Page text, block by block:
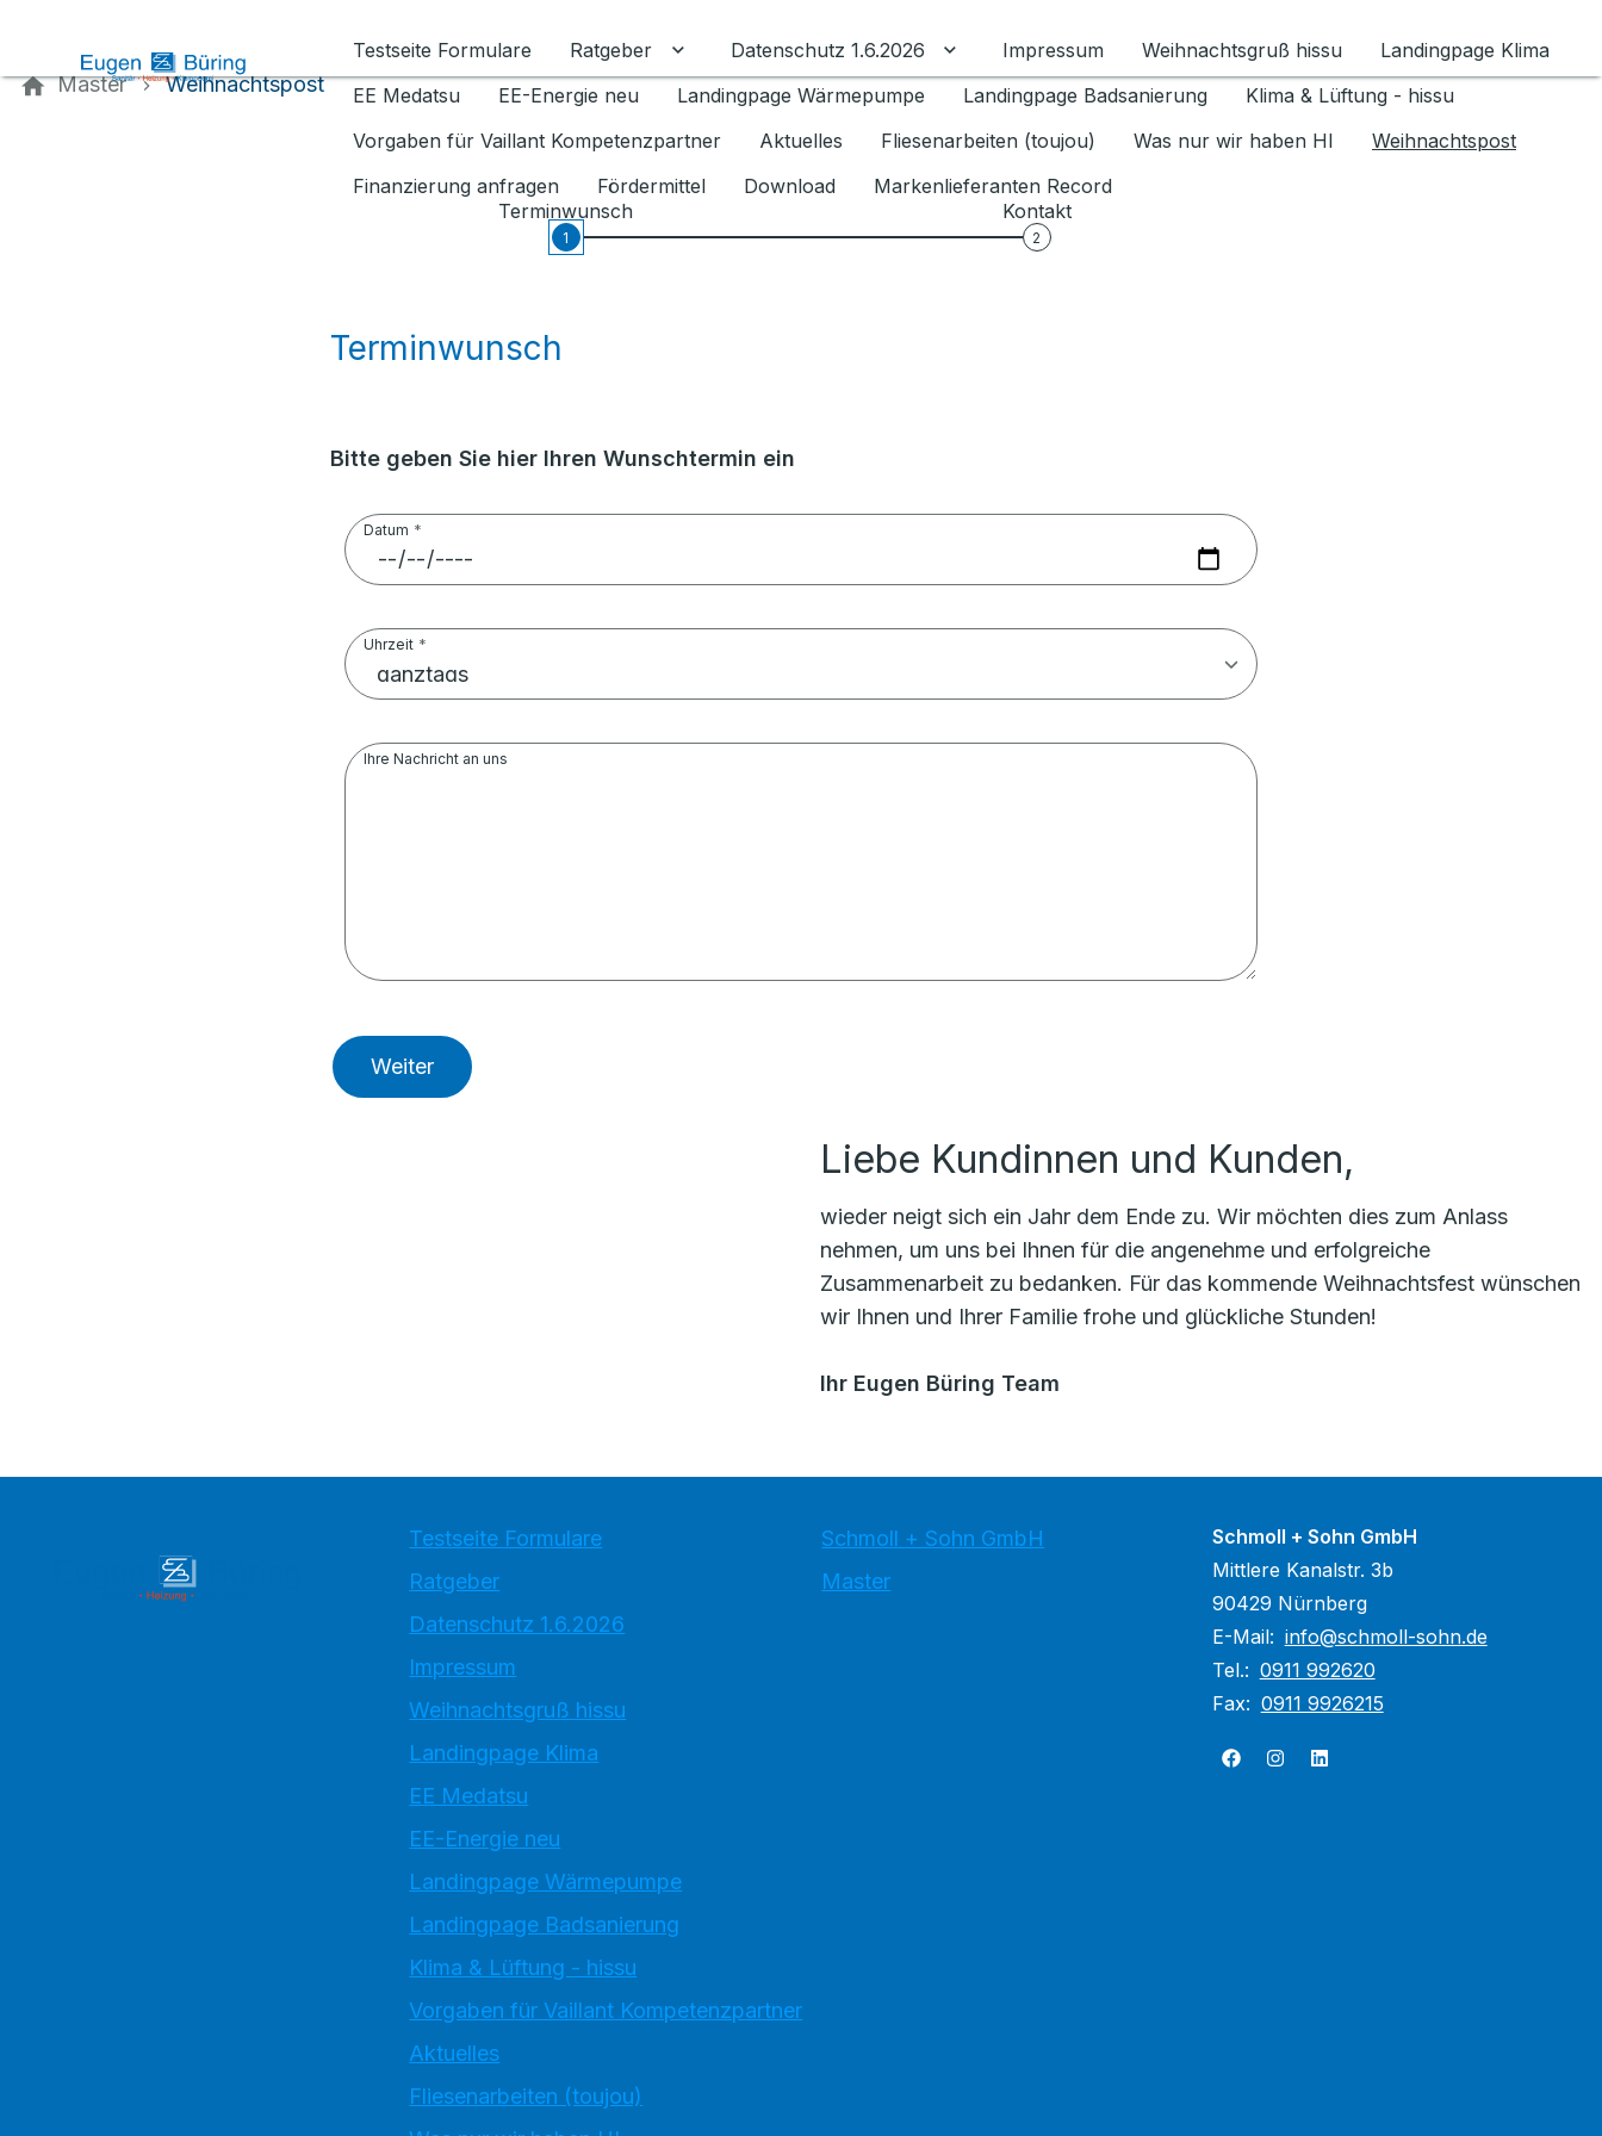
Testseite Formulare
Ratgeber Untermenü für Ratgeber umschalten
Datenschutz 1.6.2026 Untermenü für Datenschutz 1.6.2026 umschalten
Impressum Weihnachtsgruß hissu
Landingpage Klima
EE Medatsu
EE-Energie neu Landingpage Wärmepumpe Landingpage Badsanierung
Klima & Lüftung - hissu
Vorgaben für Vaillant Kompetenzpartner
Aktuelles Fliesenarbeiten (toujou) Was nur wir haben HI
Weihnachtspost
Finanzierung anfragen
Fördermittel Download Markenlieferanten Record
Master Weihnachtspost
Terminwunsch
1
Kontakt
2
Terminwunsch
Bitte geben Sie hier Ihren Wunschtermin ein
Datum
Uhrzeit
Ihre Nachricht an uns
Weiter
Liebe Kundinnen und Kunden,
wieder neigt sich ein Jahr dem Ende zu. Wir möchten dies zum Anlass
nehmen, um uns bei Ihnen für die angenehme und erfolgreiche
Zusammenarbeit zu bedanken. Für das kommende Weihnachtsfest wünschen
wir Ihnen und Ihrer Familie frohe und glückliche Stunden!
Ihr Eugen Büring Team
Testseite Formulare
Ratgeber
Datenschutz 1.6.2026
Impressum
Weihnachtsgruß hissu
Landingpage Klima
EE Medatsu
EE-Energie neu
Landingpage Wärmepumpe
Landingpage Badsanierung
Klima & Lüftung - hissu
Vorgaben für Vaillant Kompetenzpartner
Aktuelles
Fliesenarbeiten (toujou)
Schmoll + Sohn GmbH
Master
Schmoll + Sohn GmbH
Mittlere Kanalstr. 3b
90429 Nürnberg
E-Mail: info@schmoll-sohn.de
Tel.: 0911 992620
Fax: 0911 9926215